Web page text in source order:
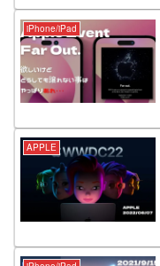
iPhone/iPad
APPLE